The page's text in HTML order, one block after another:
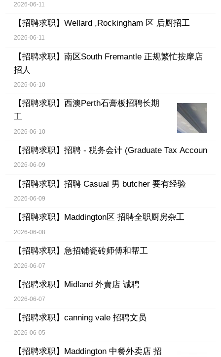
2026-06-11
【招聘求职】 Wellard ,Rockingham 区 后厨招工
2026-06-11
【招聘求职】 南区South Fremantle 正规繁忙按摩店
招人
2026-06-10
【招聘求职】 西澳Perth石膏板招聘长期
工
2026-06-10
【招聘求职】 招聘 - 税务会计 (Graduate Tax Accoun
2026-06-09
【招聘求职】 招聘 Casual 男 butcher 要有经验
2026-06-09
【招聘求职】 Maddington区 招聘全职厨房杂工
2026-06-08
【招聘求职】 急招铺瓷砖师傅和帮工
2026-06-07
【招聘求职】 Midland 外賣店 诚聘
2026-06-07
【招聘求职】 canning vale 招聘文员
2026-06-05
【招聘求职】 Maddington 中餐外卖店 招